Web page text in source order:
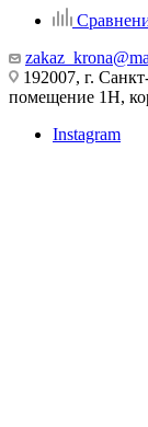
192007, г.
помещение 1Н,
Instagram